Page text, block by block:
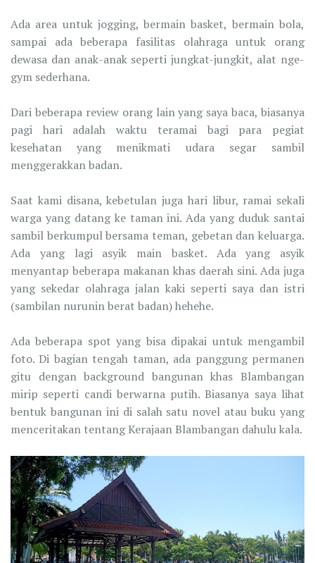
Ada area untuk jogging, bermain basket, bermain bola,
sampai ada beberapa fasilitas olahraga untuk orang
dewasa dan anak-anak seperti jungkat-jungkit, alat nge-
gym sederhana.
Dari beberapa review orang lain yang saya baca, biasanya
pagi hari adalah waktu teramai bagi para pegiat
kesehatan yang menikmati udara segar sambil
menggerakkan badan.
Saat kami disana, kebetulan juga hari libur, ramai sekali
warga yang datang ke taman ini. Ada yang duduk santai
sambil berkumpul bersama teman, gebetan dan keluarga.
Ada yang lagi asyik main basket. Ada yang asyik
menyantap beberapa makanan khas daerah sini. Ada juga
yang sekedar olahraga jalan kaki seperti saya dan istri
(sambilan nurunin berat badan) hehehe.
Ada beberapa spot yang bisa dipakai untuk mengambil
foto. Di bagian tengah taman, ada panggung permanen
gitu dengan background bangunan khas Blambangan
mirip seperti candi berwarna putih. Biasanya saya lihat
bentuk bangunan ini di salah satu novel atau buku yang
menceritakan tentang Kerajaan Blambangan dahulu kala.